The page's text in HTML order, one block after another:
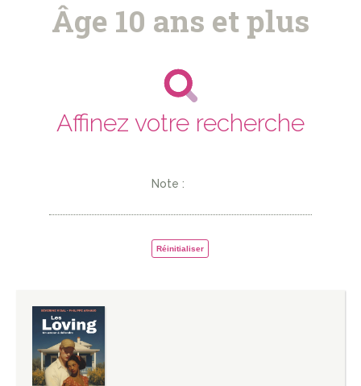
Âge 10 ans et plus
Affinez votre recherche
Note :
Réinitialiser